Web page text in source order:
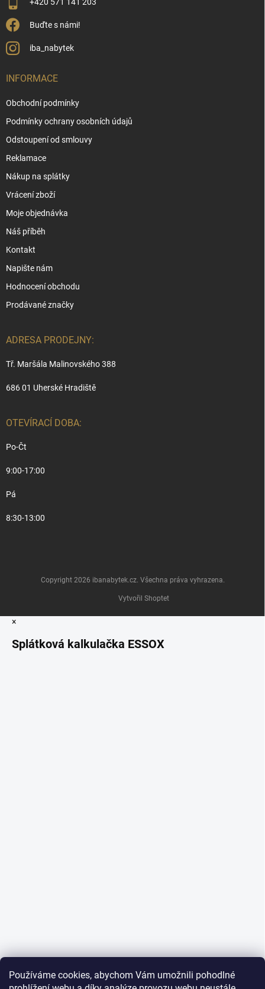
Používáme cookies, abychom Vám umožnili pohodlné
Buďte s námi!
iba_nabytek
INFORMACE
Obchodní podmínky
Podmínky ochrany osobních údajů
Odstoupení od smlouvy
Reklamace
Nákup na splátky
Vrácení zboží
Moje objednávka
Náš příběh
Kontakt
Napište nám
Hodnocení obchodu
Prodávané značky
ADRESA PRODEJNY:
Tř. Maršála Malinovského 388
686 01 Uherské Hradiště
OTEVÍRACÍ DOBA:
Po-Čt
9:00-17:00
Pá
8:30-13:00
Vytvořil Shoptet
Copyright 2026 ibanabytek.cz. Všechna práva vyhrazena.
×
Splátková kalkulačka ESSOX